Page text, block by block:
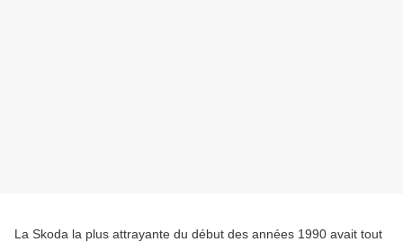
La Skoda la plus attrayante du début des années 1990 avait tout